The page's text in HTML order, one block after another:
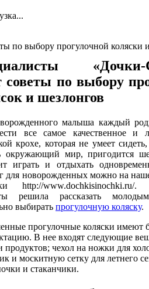
«Дочки-
советы по выбору
и шезлонгов
малыша каждый
все самое качественное и
крохе, которая не умеет
окружающий мир, пригодится
играть и отдыхать
для новорожденных можно на
http://
решила рассказать
выбирать прогулочную коляску.
прогулочные коляски имеют
В нее входят следующие
продуктов; чехол на ножки для
и москитную сетку для летнего
и стаканчики.